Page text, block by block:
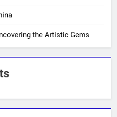
the Artistic Gems